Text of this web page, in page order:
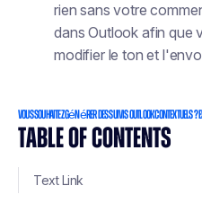
TABLE OF CONTENTS
Text Link
rien sans votre
dans Outlook afin que
modifier le ton et
Vous souhaitez générer des suivis Outlook contextuels